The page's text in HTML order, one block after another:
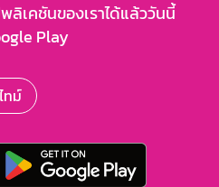
ลิเคชันของเราได้แล้ววันนี้
Play
ทม์